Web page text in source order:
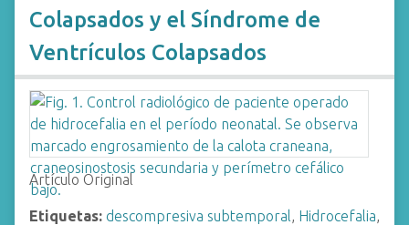
Colapsados y el Síndrome de
Ventrículos Colapsados
Artículo Original
Etiquetas: descompresiva subtemporal, Hidrocefalia,